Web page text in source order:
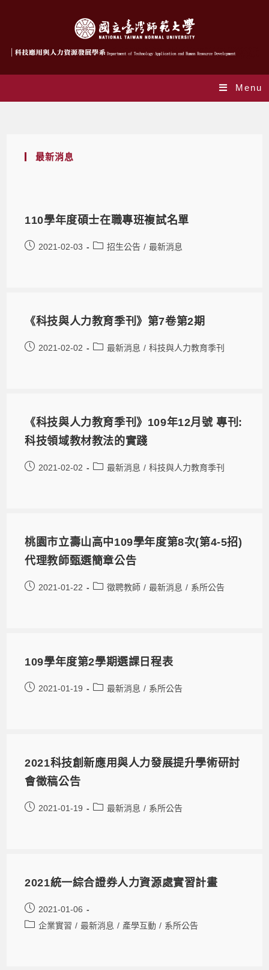
Menu
最新消息
110學年度碩士在職專班複試名單
2021-02-03 招生公告 / 最新消息
《科技與人力教育季刊》第7卷第2期
2021-02-02 最新消息 / 科技與人力教育季刊
《科技與人力教育季刊》109年12月號 專刊:
科技領域教材教法的實踐
2021-02-02 最新消息 / 科技與人力教育季刊
桃園市立壽山高中109學年度第8次(第4-5招)
代理教師甄選簡章公告
2021-01-22 徵聘教師 / 最新消息 / 系所公告
109學年度第2學期選課日程表
2021-01-19 最新消息 / 系所公告
2021科技創新應用與人力發展提升學術研討
會徵稿公告
2021-01-19 最新消息 / 系所公告
2021統一綜合證券人力資源處實習計畫
2021-01-06
企業實習 / 最新消息 / 產學互動 / 系所公告